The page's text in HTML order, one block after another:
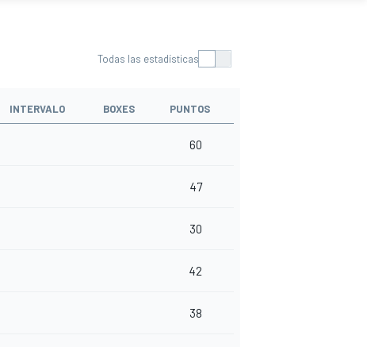
Todas las estadísticas
INTERVALO BOXES PUNTOS
60
47
30
42
38